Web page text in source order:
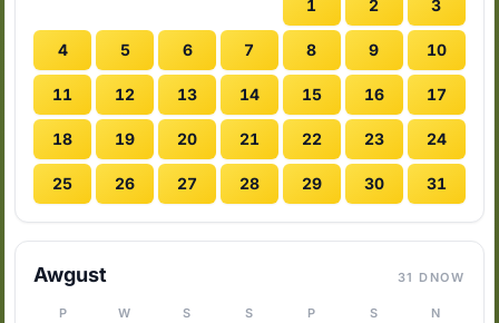
1 2 3
4 5 6 7 8 9 10
11 12 13 14 15 16 17
18 19 20 21 22 23 24
25 26 27 28 29 30 31
Awgust 31 DNOW
P W S S P S N